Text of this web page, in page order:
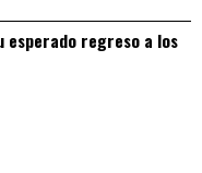
esperado regreso a los